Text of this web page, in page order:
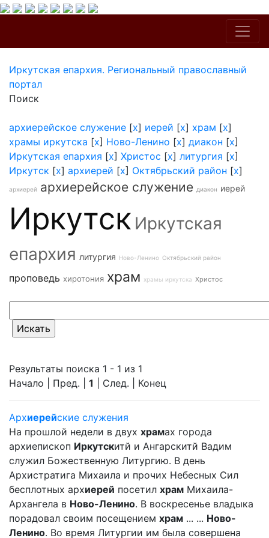
Иркутская епархия. Региональный православный
портал
Поиск
архиерейское служение [x] иерей [x] храм [x]
храмы иркутска [x] Ново-Ленино [x] диакон [x]
Иркутская епархия [x] Христос [x] литургия [x]
Иркутск [x] архиерей [x] Октябрьский район [x]
архиерей архиерейское служение диакон иерей
Иркутск Иркутская
епархия литургия Ново-Ленино Октябрьский район
проповедь хиротония храм храмы иркутска Христос
Результаты поиска 1 - 1 из 1
Начало | Пред. | 1 | След. | Конец
Архиерейские служения
На прошлой недели в двух храмах города
архиепископ Иркутскитй и Ангарскитй Вадим
служил Божественную Литургию. В день
Архистратига Михаила и прочих Небесных Сил
бесплотных архиерей посетил храм Михаила-
Архангела в Ново-Ленино. В воскресенье владыка
порадовал своим посещением храм ... ... Ново-
Ленино. Во время Литургии им была совершена